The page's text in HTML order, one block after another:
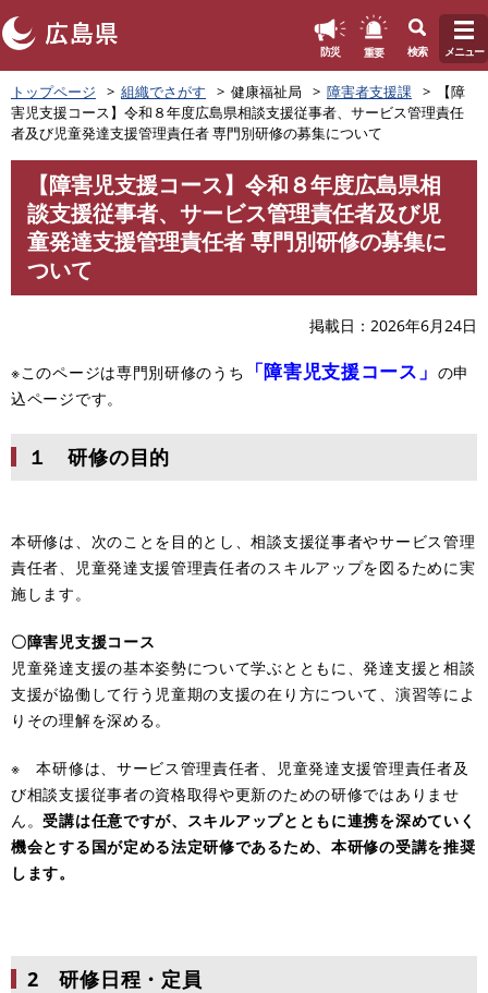
ペ
ー
ジ
防災 重要 検索 メニュー
トップページ 組織でさがす 健康福祉局 障害者支援課
【障
害児支援コース】令和８年度広島県相談支援従事者、サービス管理責任
者及び児童発達支援管理責任者 専門別研修の募集について
【障害児支援コース】令和８年度広島県相
談支援従事者、サービス管理責任者及び児
童発達支援管理責任者 専門別研修の募集に
ついて
掲載日 2026年6月24日
※このページは専門別研修のうち 「障害児支援コース」 の申
込ページです。
１ 研修の目的
本研修は、次のことを目的とし、相談支援従事者やサービス管理
責任者、児童発達支援管理責任者のスキルアップを図るために実
施します。
〇障害児支援コース
児童発達支援の基本姿勢について学ぶとともに、発達支援と相談
支援が協働して行う児童期の支援の在り方について、演習等によ
りその理解を深める。
※ 本研修は、サービス管理責任者、児童発達支援管理責任者及
び相談支援従事者の資格取得や更新のための研修ではありませ
ん。受講は任意ですが、
スキルアップとともに連携を深めていく
機会とする国が定める法定研修であるため、本研修の受講を推奨
します。
2 研修日程・定員